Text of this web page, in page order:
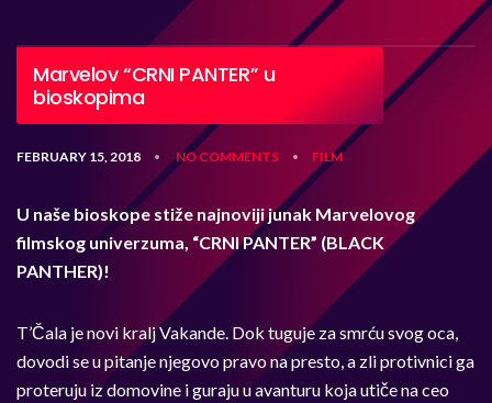
Marvelov “CRNI PANTER” u
bioskopima
FEBRUARY 15, 2018 • NO COMMENTS • FILM
U naše bioskope stiže najnoviji junak Marvelovog
filmskog univerzuma, “CRNI PANTER” (BLACK
PANTHER)!
T’Čala je novi kralj Vakande. Dok tuguje za smrću svog oca,
dovodi se u pitanje njegovo pravo na presto, a zli protivnici ga
proteruju iz domovine i guraju u avanturu koja utiče na ceo